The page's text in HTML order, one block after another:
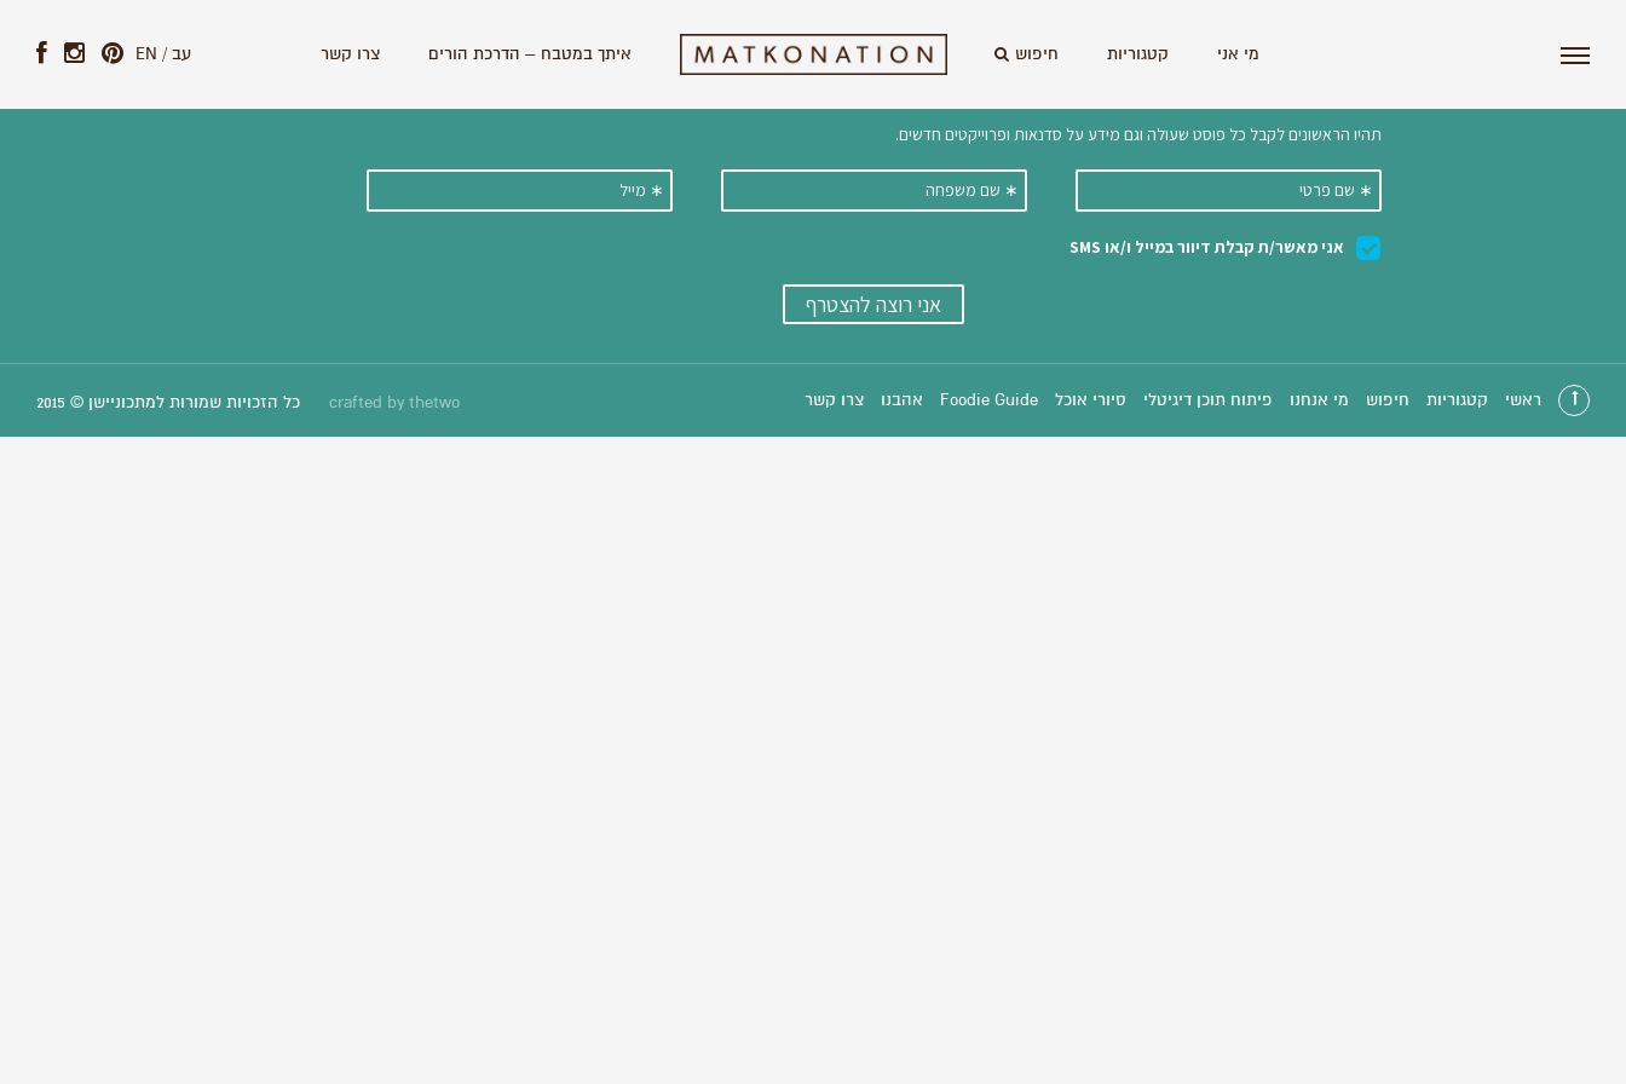
מי אני קטגוריות חיפוש איתך במטבח – הדרכת הורים צרו קשר EN / עב
הצטרפו לניוזלטר שלנו וקבלו ישירות למייל עדכונים על מתכונים וסיפורים חדשים:
ראשי קטגוריות חיפוש מי אנחנו פיתוח תוכן דיגיטלי סיורי אוכל Foodie Guide אהבנו צרו קשר crafted by thetwo כל הזכויות שמורות למתכוניישן © 2015